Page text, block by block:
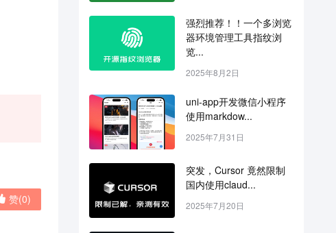
赞(0)
强烈推荐！！一个多浏览
器环境管理工具指纹浏
览...
2025年8月2日
uni-app开发微信小程序
使用markdow...
2025年7月31日
突发，Cursor 竟然限制
国内使用claud...
2025年7月20日